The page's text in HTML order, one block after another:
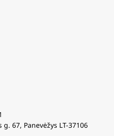
67, Panevėžys LT-37106